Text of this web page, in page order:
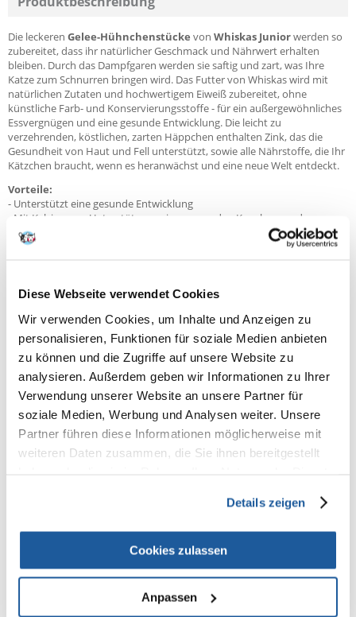
Diese Webseite verwendet Cookies
Wir verwenden Cookies, um Inhalte und Anzeigen zu
personalisieren, Funktionen für soziale Medien anbieten
zu können und die Zugriffe auf unsere Website zu
analysieren. Außerdem geben wir Informationen zu Ihrer
Verwendung unserer Website an unsere Partner für
soziale Medien, Werbung und Analysen weiter. Unsere
Partner führen diese Informationen möglicherweise mit
weiteren Daten zusammen, die Sie ihnen bereitgestellt
Details zeigen
Cookies zulassen
Anpassen
Die leckeren Gelee-Hühnchenstücke von Whiskas Juniorwerden so
zubereitet, dass ihr natürlicher Geschmack und Nährwert erhalten
bleiben. Durch das Dampfgaren werden sie saftig und zart, was Ihre
Katze zum Schnurren bringen wird. Das Futter von Whiskas wird mit
natürlichen Zutaten und hochwertigem Eiweiß zubereitet, ohne
künstliche Farb- und Konservierungsstoffe - für ein außergewöhnliches
Essvergnügen und eine gesunde Entwicklung. Die leicht zu
verzehrenden, köstlichen, zarten Häppchen enthalten Zink, das die
Gesundheit von Haut und Fell unterstützt, sowie alle Nährstoffe, die Ihr
Kätzchen braucht, wenn es heranwächst und eine neue Welt entdeckt.
Vorteile:
- Unterstützt eine gesunde Entwicklung
- Mit Kalzium zur Unterstützung einer gesunden Knochen- und
Zahnentwicklung
- 100% vollständige und ausgewogene Nahrung
- Ohne künstliche Farb- und Aromastoffe
- Leicht zu verzehrende, leckere und zarte Häppchen
Zutaten: Fleisch und Erzeugnisse tierischen Ursprungs (25%, 100%
natürlich*; davon 4% Hühnerteile**), pflanzliche Eiweißextrakte,
Mineralstoffe, Zucker, Erzeugnisse pflanzlichen Ursprungs. *Zutaten
natürlichen Ursprungs. **Die Teilstücke machen in der Regel 40% des
Produkts aus.
Kalorien: 73 kcal/85 g
Zusatzstoffe / 1 kg:
Nahrungsergänzungsmittel: Vitamin C: 900 mg,
Vitamin D₃: 200 IU, Vitamin E: 140 mg, Taurin: 1100 mg, Kupfer
(Mangansulfat, Monohydrat): 4,2 mg, Zink (Zinksulfat, Monohydrat):
Analytische Bestandteile (%): Eiweiß: 14,0; Fettgehalt: 2,6;
anorganische Stoffe: 1,5; Rohfaser: 0,20; Feuchtigkeit: 80,2; Calcium: 0,20.
Fütterung:
Empfohlene tägliche Futtermenge. Wir empfehlen die Fütterung von
Whiskas complete Nass- und Trockenfutter für Katzen.